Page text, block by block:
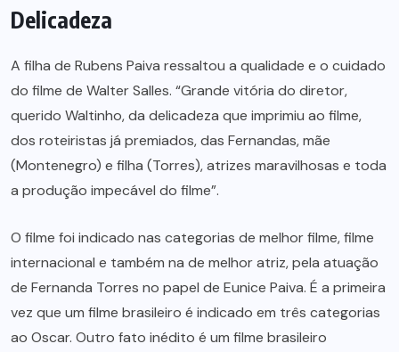
Delicadeza
A filha de Rubens Paiva ressaltou a qualidade e o cuidado
do filme de Walter Salles. “Grande vitória do diretor,
querido Waltinho, da delicadeza que imprimiu ao filme,
dos roteiristas já premiados, das Fernandas, mãe
(Montenegro) e filha (Torres), atrizes maravilhosas e toda
a produção impecável do filme”.
O filme foi indicado nas categorias de melhor filme, filme
internacional e também na de melhor atriz, pela atuação
de Fernanda Torres no papel de Eunice Paiva. É a primeira
vez que um filme brasileiro é indicado em três categorias
ao Oscar. Outro fato inédito é um filme brasileiro